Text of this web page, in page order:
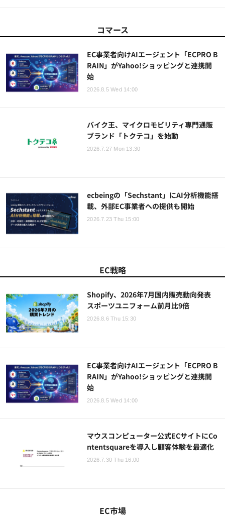
コマース
EC事業者向けAIエージェント「ECPRO B
RAIN」がYahoo!ショッピングと連携開
始
2026.8.5 Wed 14:00
バイク王、マイクロモビリティ専門通販
ブランド「トクテコ」を始動
2026.7.27 Mon 13:30
ecbeingの「Sechstant」にAI分析機能搭
載、外部EC事業者への提供も開始
2026.7.23 Thu 15:00
EC戦略
Shopify、2026年7月国内販売動向発表
スポーツユニフォーム前月比9倍
2026.8.6 Thu 15:30
EC事業者向けAIエージェント「ECPRO B
RAIN」がYahoo!ショッピングと連携開
始
2026.8.5 Wed 14:00
マウスコンピューター公式ECサイトにCo
ntentsquareを導入し顧客体験を最適化
2026.7.30 Thu 16:00
EC市場